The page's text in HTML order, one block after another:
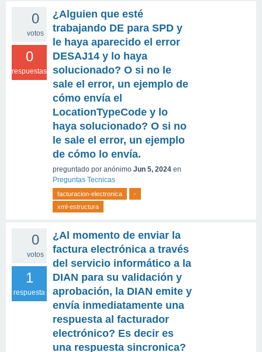
0
votos
0
respuestas
¿Alguien que esté
trabajando DE para SPD y
le haya aparecido el error
DESAJ14 y lo haya
solucionado? O si no le
sale el error, un ejemplo de
cómo envía el
LocationTypeCode y lo
haya solucionado? O si no
le sale el error, un ejemplo
de cómo lo envía.
preguntado por anónimo Jun 5, 2024 en
Preguntas Tecnicas
facturacion-electronica
-
xml-estructura
0
votos
1
respuesta
¿Al momento de enviar la
factura electrónica a través
del servicio informático a la
DIAN para su validación y
aprobación, la DIAN emite y
envía inmediatamente una
respuesta al facturador
electrónico? Es decir es
una respuesta sincronica?